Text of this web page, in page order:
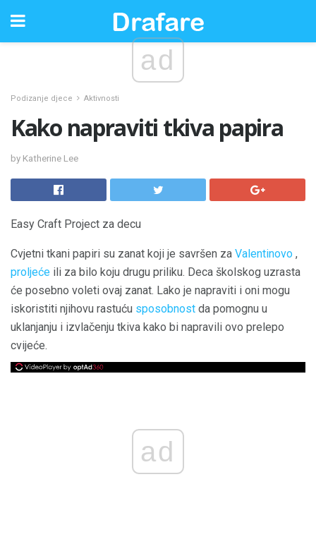
ad
Podizanje djece Aktivnosti
Kako napraviti tkiva papira
by Katherine Lee
Easy Craft Project za decu
Cvjetni tkani papiri su zanat koji je savršen za Valentinovo ,
proljeće ili za bilo koju drugu priliku. Deca školskog uzrasta
će posebno voleti ovaj zanat. Lako je napraviti i oni mogu
iskoristiti njihovu rastuću sposobnost da pomognu u
uklanjanju i izvlačenju tkiva kako bi napravili ovo prelepo
cvijeće.
ad